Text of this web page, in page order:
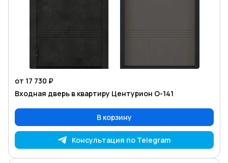
от 17 730 ₽
Входная дверь в квартиру Центурион O-141
В корзину
Консультация по Telegram